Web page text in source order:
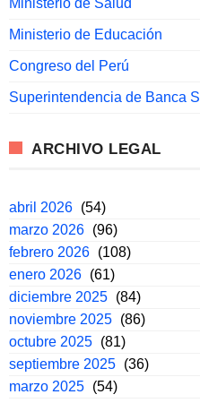
Ministerio de Salud
Ministerio de Educación
Congreso del Perú
Superintendencia de Banca
ARCHIVO LEGAL
abril 2026 (54)
marzo 2026 (96)
febrero 2026 (108)
enero 2026 (61)
diciembre 2025 (84)
noviembre 2025 (86)
octubre 2025 (81)
septiembre 2025 (36)
marzo 2025 (54)